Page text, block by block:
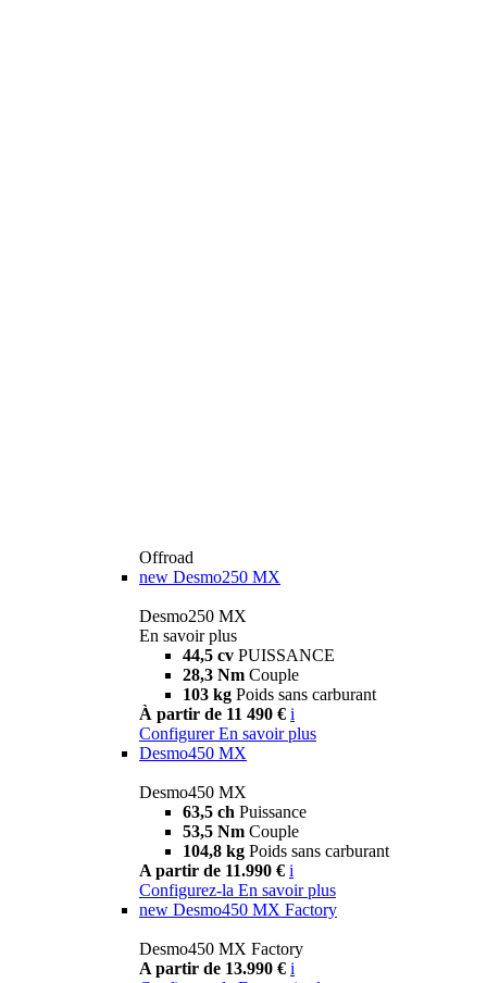
Offroad
new Desmo250 MX
Desmo250 MX
En savoir plus
44,5 cv PUISSANCE
28,3 Nm Couple
103 kg Poids sans carburant
À partir de 11 490 € i
Configurer En savoir plus
Desmo450 MX
Desmo450 MX
63,5 ch Puissance
53,5 Nm Couple
104,8 kg Poids sans carburant
A partir de 11.990 € i
Configurez-la En savoir plus
new Desmo450 MX Factory
Desmo450 MX Factory
A partir de 13.990 € i